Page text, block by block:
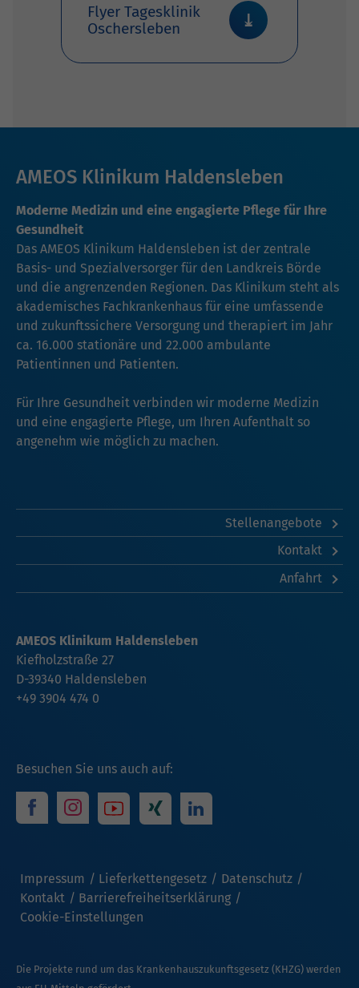
Flyer Tagesklinik
Oschersleben
AMEOS Klinikum Haldensleben
Moderne Medizin und eine engagierte Pflege für Ihre
Gesundheit
Das AMEOS Klinikum Haldensleben ist der zentrale
Basis- und Spezialversorger für den Landkreis Börde
und die angrenzenden Regionen. Das Klinikum steht als
akademisches Fachkrankenhaus für eine umfassende
und zukunftssichere Versorgung und therapiert im Jahr
ca. 16.000 stationäre und 22.000 ambulante
Patientinnen und Patienten.
Für Ihre Gesundheit verbinden wir moderne Medizin
und eine engagierte Pflege, um Ihren Aufenthalt so
angenehm wie möglich zu machen.
Stellenangebote
Kontakt
Anfahrt
Besuchen Sie uns auch auf:
Impressum Lieferkettengesetz
Datenschutz
Kontakt
Barrierefreiheitserklärung
Cookie-Einstellungen
AMEOS Klinikum Haldensleben
Kiefholzstraße 27
D-39340 Haldensleben
+49 3904 474 0
Die Projekte rund um das Krankenhauszukunftsgesetz (KHZG) werden